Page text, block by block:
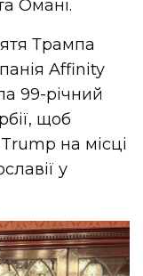
Омані.
Трампа
Affinity
99-річний
щоб
на місці
у